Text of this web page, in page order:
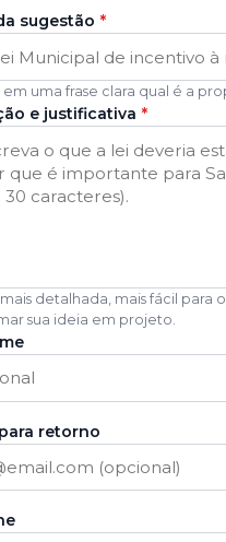
sugestão *
em uma frase clara qual é a
e justificativa *
detalhada, mais fácil para
sua ideia em projeto.
retorno